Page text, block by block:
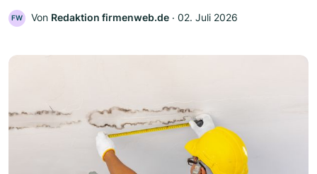
FW Von Redaktion firmenweb.de ‧ 02. Juli 2026